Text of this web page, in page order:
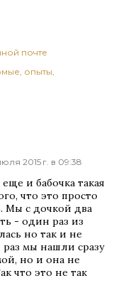
почте
опыты
2015 г. в 09:38
и бабочка такая
что это просто
Мы с дочкой два
- один раз из
но так и не
раз мы нашли сразу
но и она не
что это не так